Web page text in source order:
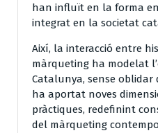
han influït en la forma
integrat en la societat
Així, la interacció entre
màrqueting ha modelat
Catalunya, sense oblidar
ha aportat noves
pràctiques, redefinint
del màrqueting